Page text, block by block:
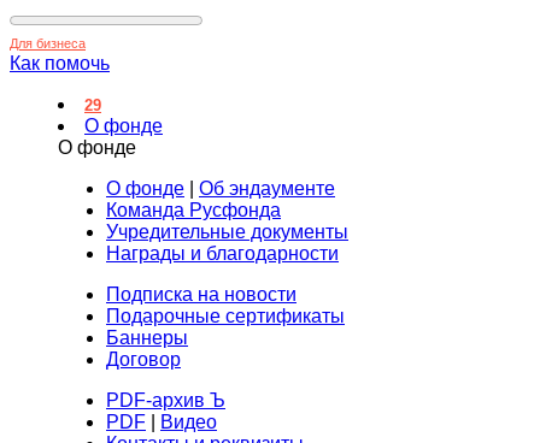
Для бизнеса
Как помочь
29
О фонде
О фонде
О фонде
Об эндаументе
Команда Русфонда
Учредительные документы
Награды и благодарности
Подписка на новости
Подарочные сертификаты
Баннеры
Договор
PDF-архив Ъ
PDF
Видео